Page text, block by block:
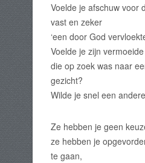
Voelde je afschuw voor
vast en zeker
‘een door God
Voelde je zijn
die op zoek was naar
gezicht?
Wilde je snel een
Ze hebben je geen
ze hebben je
te gaan,